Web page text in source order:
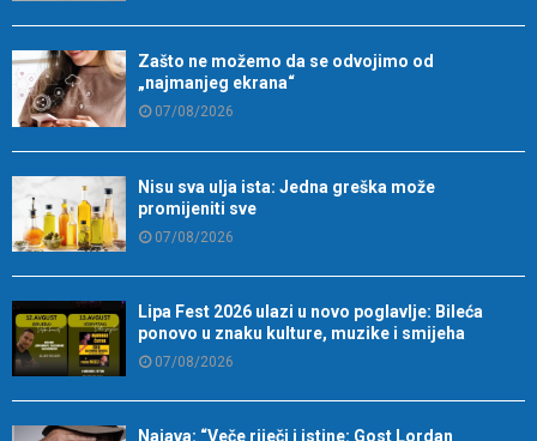
Zašto ne možemo da se odvojimo od
„najmanjeg ekrana“
07/08/2026
Nisu sva ulja ista: Jedna greška može
promijeniti sve
07/08/2026
Lipa Fest 2026 ulazi u novo poglavlje: Bileća
ponovo u znaku kulture, muzike i smijeha
07/08/2026
Najava: “Veče riječi i istine: Gost Lordan